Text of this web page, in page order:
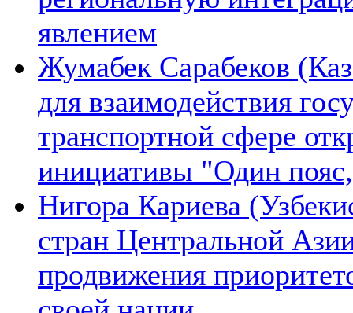
явлением
Жумабек Сарабеков
для взаимодействия
транспортной сфере
инициативы "Один
Нигора Кариева
стран Центральной
продвижения